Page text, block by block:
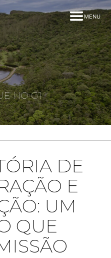
MENU
NO G1
DE
E
UM
QUE